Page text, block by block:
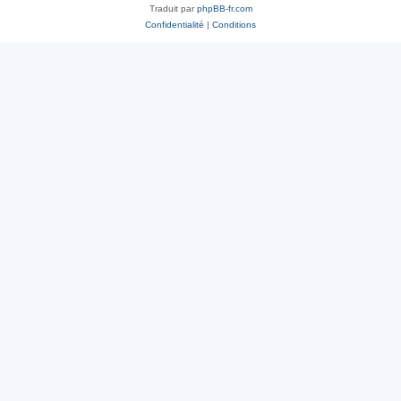
Traduit parphpBB-fr.com
Confidentialité | Conditions